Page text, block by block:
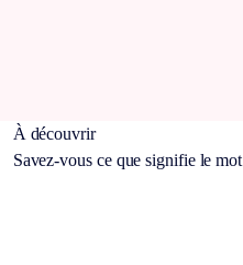
À découvrir
Savez-vous ce que signifie le mot